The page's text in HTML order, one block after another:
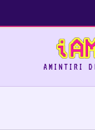
AMINTIRI